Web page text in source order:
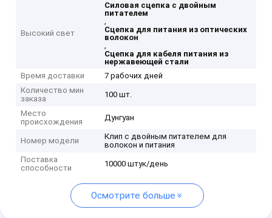
Высокий свет
Силовая сцепка с двойным
питателем
,
Сцепка для питания из оптических
волокон
,
Сцепка для кабеля питания из
нержавеющей стали
Время доставки
7 рабочих дней
Количество мин
заказа
100 шт.
Место
происхождения
Дунгуан
Номер модели
Клип с двойным питателем для
волокон и питания
Поставка
способности
10000 штук/день
Осмотрите больше